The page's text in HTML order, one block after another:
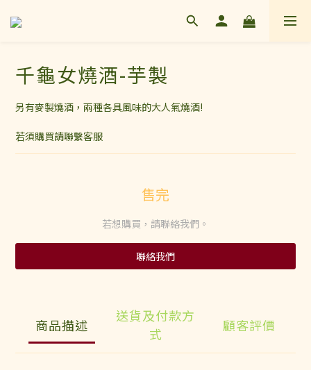
千龜女燒酒-芋製
另有麥製燒酒，兩種各具風味的大人氣燒酒!
若須購買請聯繫客服
售完
若想購買，請聯絡我們。
聯絡我們
商品描述
送貨及付款方
式
顧客評價